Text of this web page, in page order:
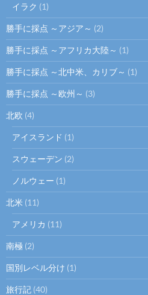
イラク (1)
勝手に採点 ～アジア～ (2)
勝手に採点 ～アフリカ大陸～ (1)
勝手に採点 ～北中米、カリブ～ (1)
勝手に採点 ～欧州～ (3)
北欧 (4)
アイスランド (1)
スウェーデン (2)
ノルウェー (1)
北米 (11)
アメリカ (11)
南極 (2)
国別レベル分け (1)
旅行記 (40)